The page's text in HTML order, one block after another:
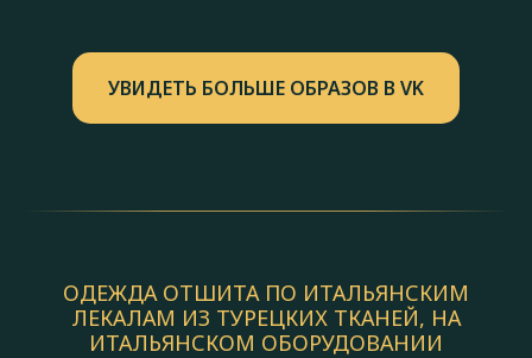
УВИДЕТЬ БОЛЬШЕ ОБРАЗОВ В VK
ОДЕЖДА ОТШИТА ПО ИТАЛЬЯНСКИМ
ЛЕКАЛАМ ИЗ ТУРЕЦКИХ ТКАНЕЙ, НА
ИТАЛЬЯНСКОМ ОБОРУДОВАНИИ